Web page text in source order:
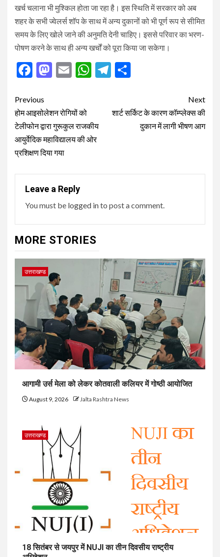
खर्च चलाना भी मुश्किल होता जा रहा है। इस स्थिति में सरकार को अब
शहर के सभी ज्वेलर्स शॉप के साथ में अन्य दुकानों को भी पूर्ण रूप से सीमित
समय के लिए खोले जाने की अनुमति देनी चाहिए। इससे परिवार का भरण-
पोषण करने के साथ ही अन्य खर्चों को पूरा किया जा सकेगा।
Facebook
Mastodon
EmailWhatsApp
Telegram
Post
navigation
Previous
होम आइसोलेशन रोगियों को
टेलीफोन द्वारा गुरूकुल राजकीय
आयुर्वेदिक महाविद्यालय की ओर
प्रशिक्षण दिया गया
Next
शार्ट सर्किट के कारण कॉम्प्लेक्स की
दुकान में लागी भीषण आग
Leave a Reply
You must be logged into post a comment.
MORE STORIES
उत्तराखण्ड
आगामी उर्स मेला को लेकर कोतवाली कलियर में गोष्ठी आयोजित
August 9, 2026 Jalta Rashtra News
उत्तराखण्ड
18 सितंबर से जयपुर में NUJI का तीन दिवसीय राष्ट्रीय